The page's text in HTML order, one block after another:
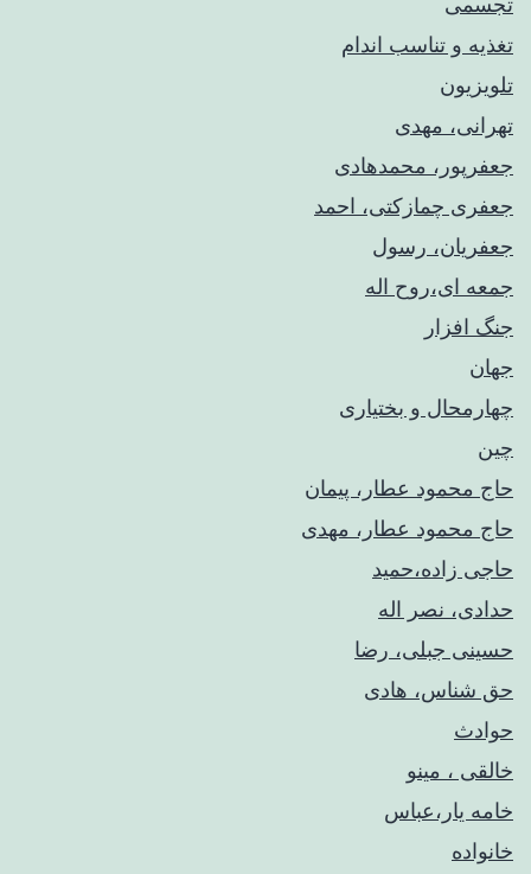
تغذیه و تناسب اندام
تلویزیون
تهرانی، مهدی
جعفرپور، محمدهادی
جعفری چمازکتی، احمد
جعفریان، رسول
جمعه ای،روح اله
جنگ افزار
جهان
چهارمحال و بختیاری
چین
حاج محمود عطار، پیمان
حاج محمود عطار، مهدی
حاجی زاده،حمید
حدادی، نصر اله
حسینی جبلی، رضا
حق شناس، هادی
حوادث
خالقی ، مینو
خامه یار،عباس
خانواده